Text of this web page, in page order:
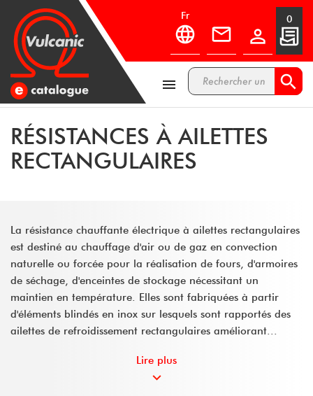
fr

0
 
RÉSISTANCES À AILETTES
RECTANGULAIRES
La résistance chauffante électrique à ailettes rectangulaires
est destiné au chauffage d'air ou de gaz en convection
naturelle ou forcée pour la réalisation de fours, d'armoires
de séchage, d'enceintes de stockage nécessitant un
maintien en température. Elles sont fabriquées à partir
d'éléments blindés en inox sur lesquels sont rapportés des
ailettes de refroidissement rectangulaires améliorant...
Lire plus